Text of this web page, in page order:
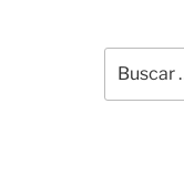
por: